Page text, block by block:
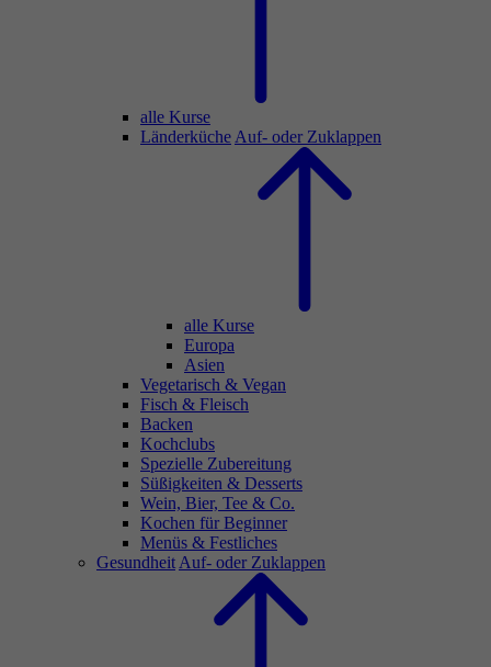
alle Kurse
Länderküche Auf- oder Zuklappen
alle Kurse
Europa
Asien
Vegetarisch & Vegan
Fisch & Fleisch
Backen
Kochclubs
Spezielle Zubereitung
Süßigkeiten & Desserts
Wein, Bier, Tee & Co.
Kochen für Beginner
Menüs & Festliches
Gesundheit Auf- oder Zuklappen